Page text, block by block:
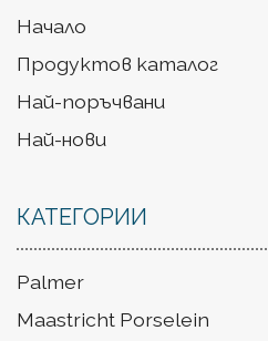
Начало
Продуктов каталог
Най-поръчвани
Най-нови
КАТЕГОРИИ
Palmer
Maastricht Porselein